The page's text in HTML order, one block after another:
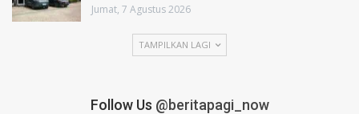
Jumat, 7 Agustus 2026
TAMPILKAN LAGI
Follow Us @beritapagi_now